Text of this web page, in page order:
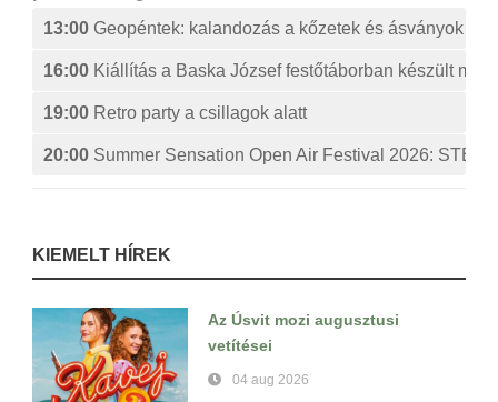
13:00 Geopéntek: kalandozás a kőzetek és ásványok
16:00 Kiállítás a Baska József festőtáborban készült
19:00 Retro party a csillagok alatt
20:00 Summer Sensation Open Air Festival 2026:
KIEMELT HÍREK
Az Úsvit mozi augusztusi
vetítései
04 aug 2026